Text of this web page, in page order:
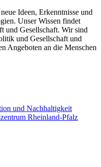
Ideen, Erkenntnisse und
Unser Wissen findet
und Gesellschaft. Wir sind
und Gesellschaft und
Angeboten an die Menschen
und Nachhaltigkeit
Rheinland-Pfalz